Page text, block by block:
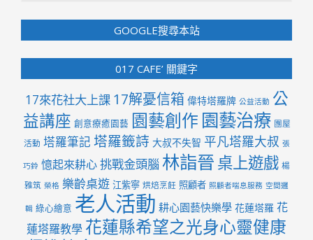
GOOGLE搜尋本站
017 CAFE’ 關鍵字
17來花社大上課 17解憂信箱 偉特塔羅牌 公益活動 公
益講座 創意療癒園藝 園藝創作 園藝治療 團屋
活動 塔羅筆記 塔羅籤詩 大叔不失智 平凡塔羅大叔 張
巧鈴 憶起來耕心挑戰金頭腦 林詣晉桌上遊戲 楊
雅筑 榮格 樂齡桌遊 江紫寧 烘焙烹飪 照顧者 照顧者喘息服務 空間邏
輯 綠心繪意 老人活動 耕心園藝快樂學 花蓮塔羅 花
蓮塔羅教學 花蓮縣希望之光身心靈健康